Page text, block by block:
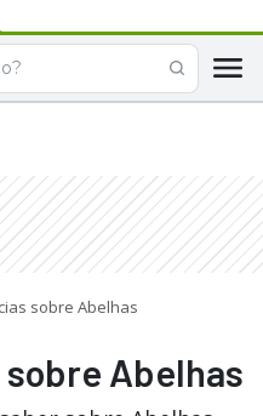
sobre Abelhas
Abelhas